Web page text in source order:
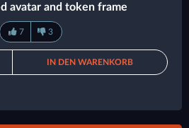
avatar and token frame
7 3
IN DEN WARENKORB